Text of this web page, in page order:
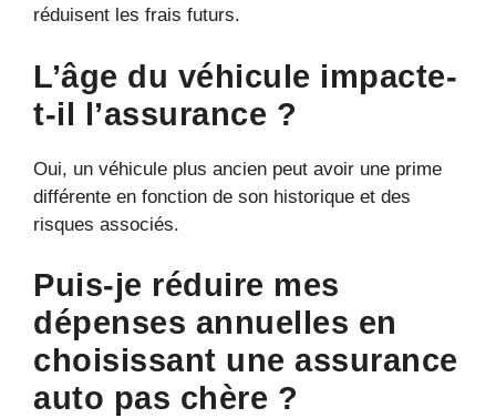
réduisent les frais futurs.
L’âge du véhicule impacte-
t-il l’assurance ?
Oui, un véhicule plus ancien peut avoir une prime
différente en fonction de son historique et des
risques associés.
Puis-je réduire mes
dépenses annuelles en
choisissant une assurance
auto pas chère ?